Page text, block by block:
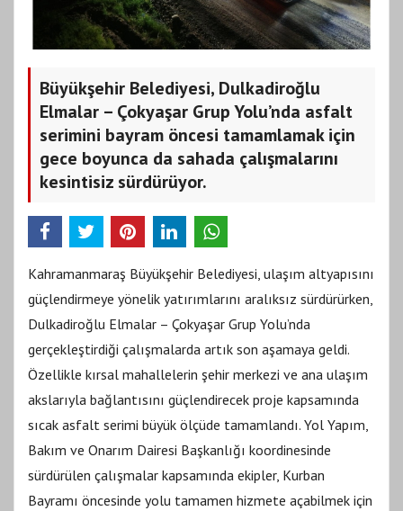
Büyükşehir Belediyesi, Dulkadiroğlu
Elmalar – Çokyaşar Grup Yolu’nda asfalt
serimini bayram öncesi tamamlamak için
gece boyunca da sahada çalışmalarını
kesintisiz sürdürüyor.
Kahramanmaraş Büyükşehir Belediyesi, ulaşım altyapısını
güçlendirmeye yönelik yatırımlarını aralıksız sürdürürken,
Dulkadiroğlu Elmalar – Çokyaşar Grup Yolu’nda
gerçekleştirdiği çalışmalarda artık son aşamaya geldi.
Özellikle kırsal mahallelerin şehir merkezi ve ana ulaşım
akslarıyla bağlantısını güçlendirecek proje kapsamında
sıcak asfalt serimi büyük ölçüde tamamlandı. Yol Yapım,
Bakım ve Onarım Dairesi Başkanlığı koordinesinde
sürdürülen çalışmalar kapsamında ekipler, Kurban
Bayramı öncesinde yolu tamamen hizmete açabilmek için